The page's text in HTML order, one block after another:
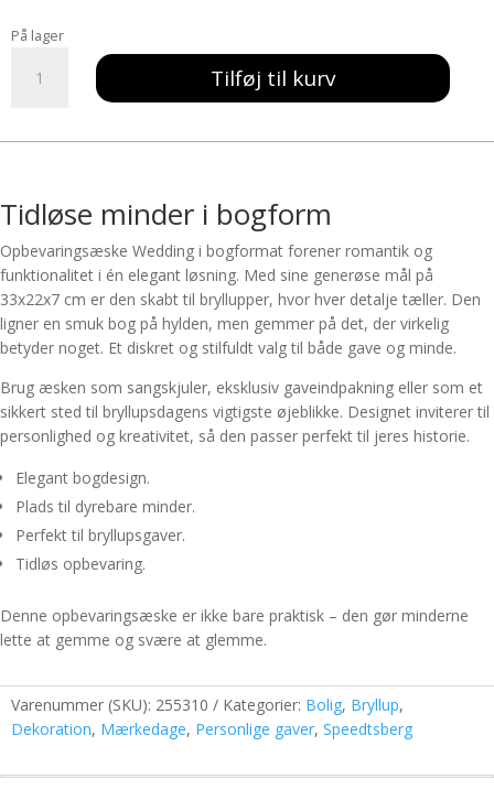
På lager
Bryllup
Tilføj til kurv
Tidløse minder i bogform
Opbevaringsæske Wedding i bogformat forener romantik og
funktionalitet i én elegant løsning. Med sine generøse mål på
33x22x7 cm er den skabt til bryllupper, hvor hver detalje tæller. Den
ligner en smuk bog på hylden, men gemmer på det, der virkelig
betyder noget. Et diskret og stilfuldt valg til både gave og minde.
Brug æsken som sangskjuler, eksklusiv gaveindpakning eller som et
sikkert sted til bryllupsdagens vigtigste øjeblikke. Designet inviterer til
personlighed og kreativitet, så den passer perfekt til jeres historie.
Elegant bogdesign.
Plads til dyrebare minder.
Perfekt til bryllupsgaver.
Tidløs opbevaring.
Denne opbevaringsæske er ikke bare praktisk – den gør minderne
lette at gemme og svære at glemme.
Varenummer (SKU): 255310 Kategorier: Bolig, Bryllup,
Dekoration, Mærkedage, Personlige gaver, Speedtsberg